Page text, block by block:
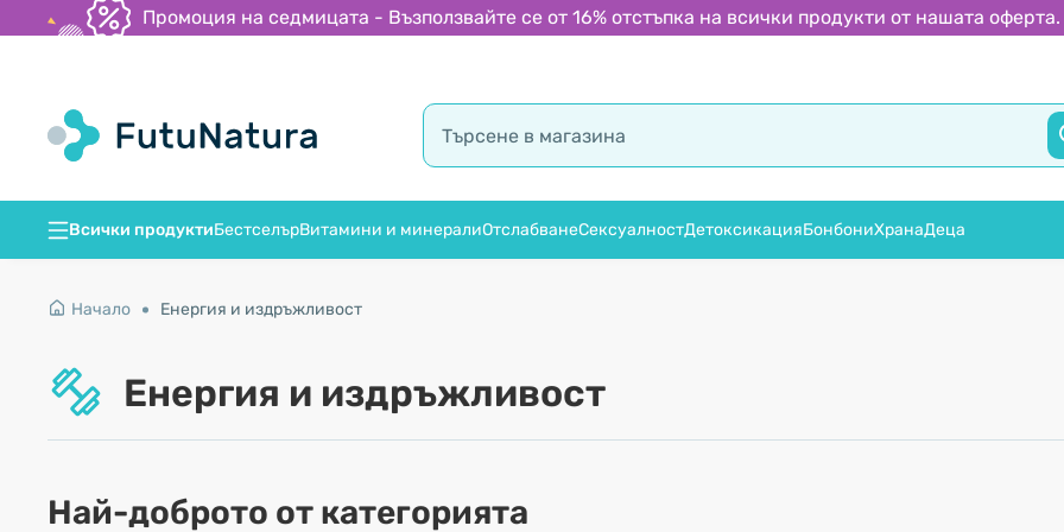
Промоция на седмицата - Възползвайте се от 16% отстъпка на всички продукти от нашата оферта.
Всички продуктиБестселърВитамини и минералиОтслабванеСексуалностДетоксикацияБонбониХранаДеца
Начало Енергия и издръжливост
Енергия и издръжливост
Най-доброто от категорията